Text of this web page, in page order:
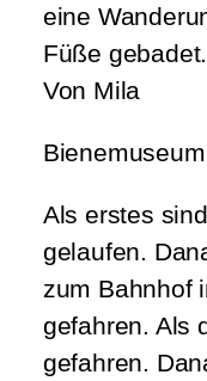
eine
Füße gebadet.
Von Mila
Bienemuseum
Als erstes
gelaufen.
zum Bahnhof
gefahren. Als
gefahren.